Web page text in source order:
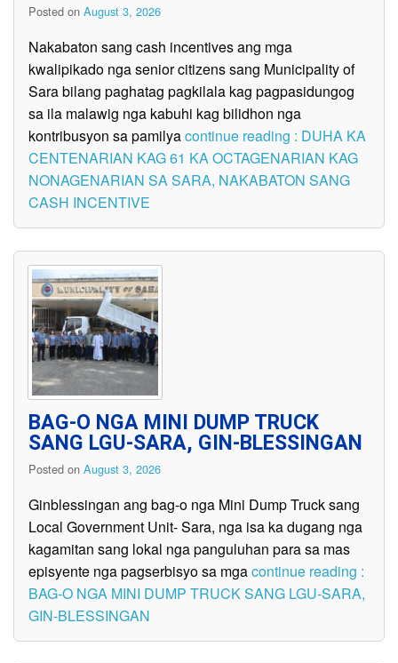
Posted on August 3, 2026
Nakabaton sang cash incentives ang mga
kwalipikado nga senior citizens sang Municipality of
Sara bilang paghatag pagkilala kag pagpasidungog
sa ila malawig nga kabuhi kag bilidhon nga
kontribusyon sa pamilyacontinue reading : DUHA KA
CENTENARIAN KAG 61 KA OCTAGENARIAN KAG
NONAGENARIAN SA SARA, NAKABATON SANG
CASH INCENTIVE
BAG-O NGA MINI DUMP TRUCK
SANG LGU-SARA, GIN-BLESSINGAN
Posted on August 3, 2026
Ginblessingan ang bag-o nga Mini Dump Truck sang
Local Government Unit- Sara, nga isa ka dugang nga
kagamitan sang lokal nga panguluhan para sa mas
episyente nga pagserbisyo sa mgacontinue reading :
BAG-O NGA MINI DUMP TRUCK SANG LGU-SARA,
GIN-BLESSINGAN